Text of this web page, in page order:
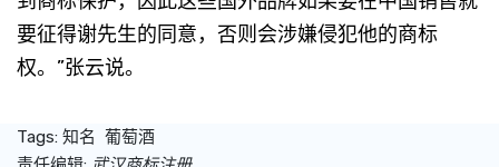
要征得谢先生的同意，否则会涉嫌侵犯他的商标
权。”张云说。
Tags: 知名 葡萄酒